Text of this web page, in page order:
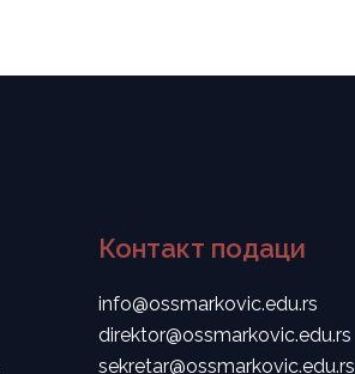
Контакт подаци
info@ossmarkovic.edu.rs
direktor@ossmarkovic.edu.rs
sekretar@ossmarkovic.edu.rs